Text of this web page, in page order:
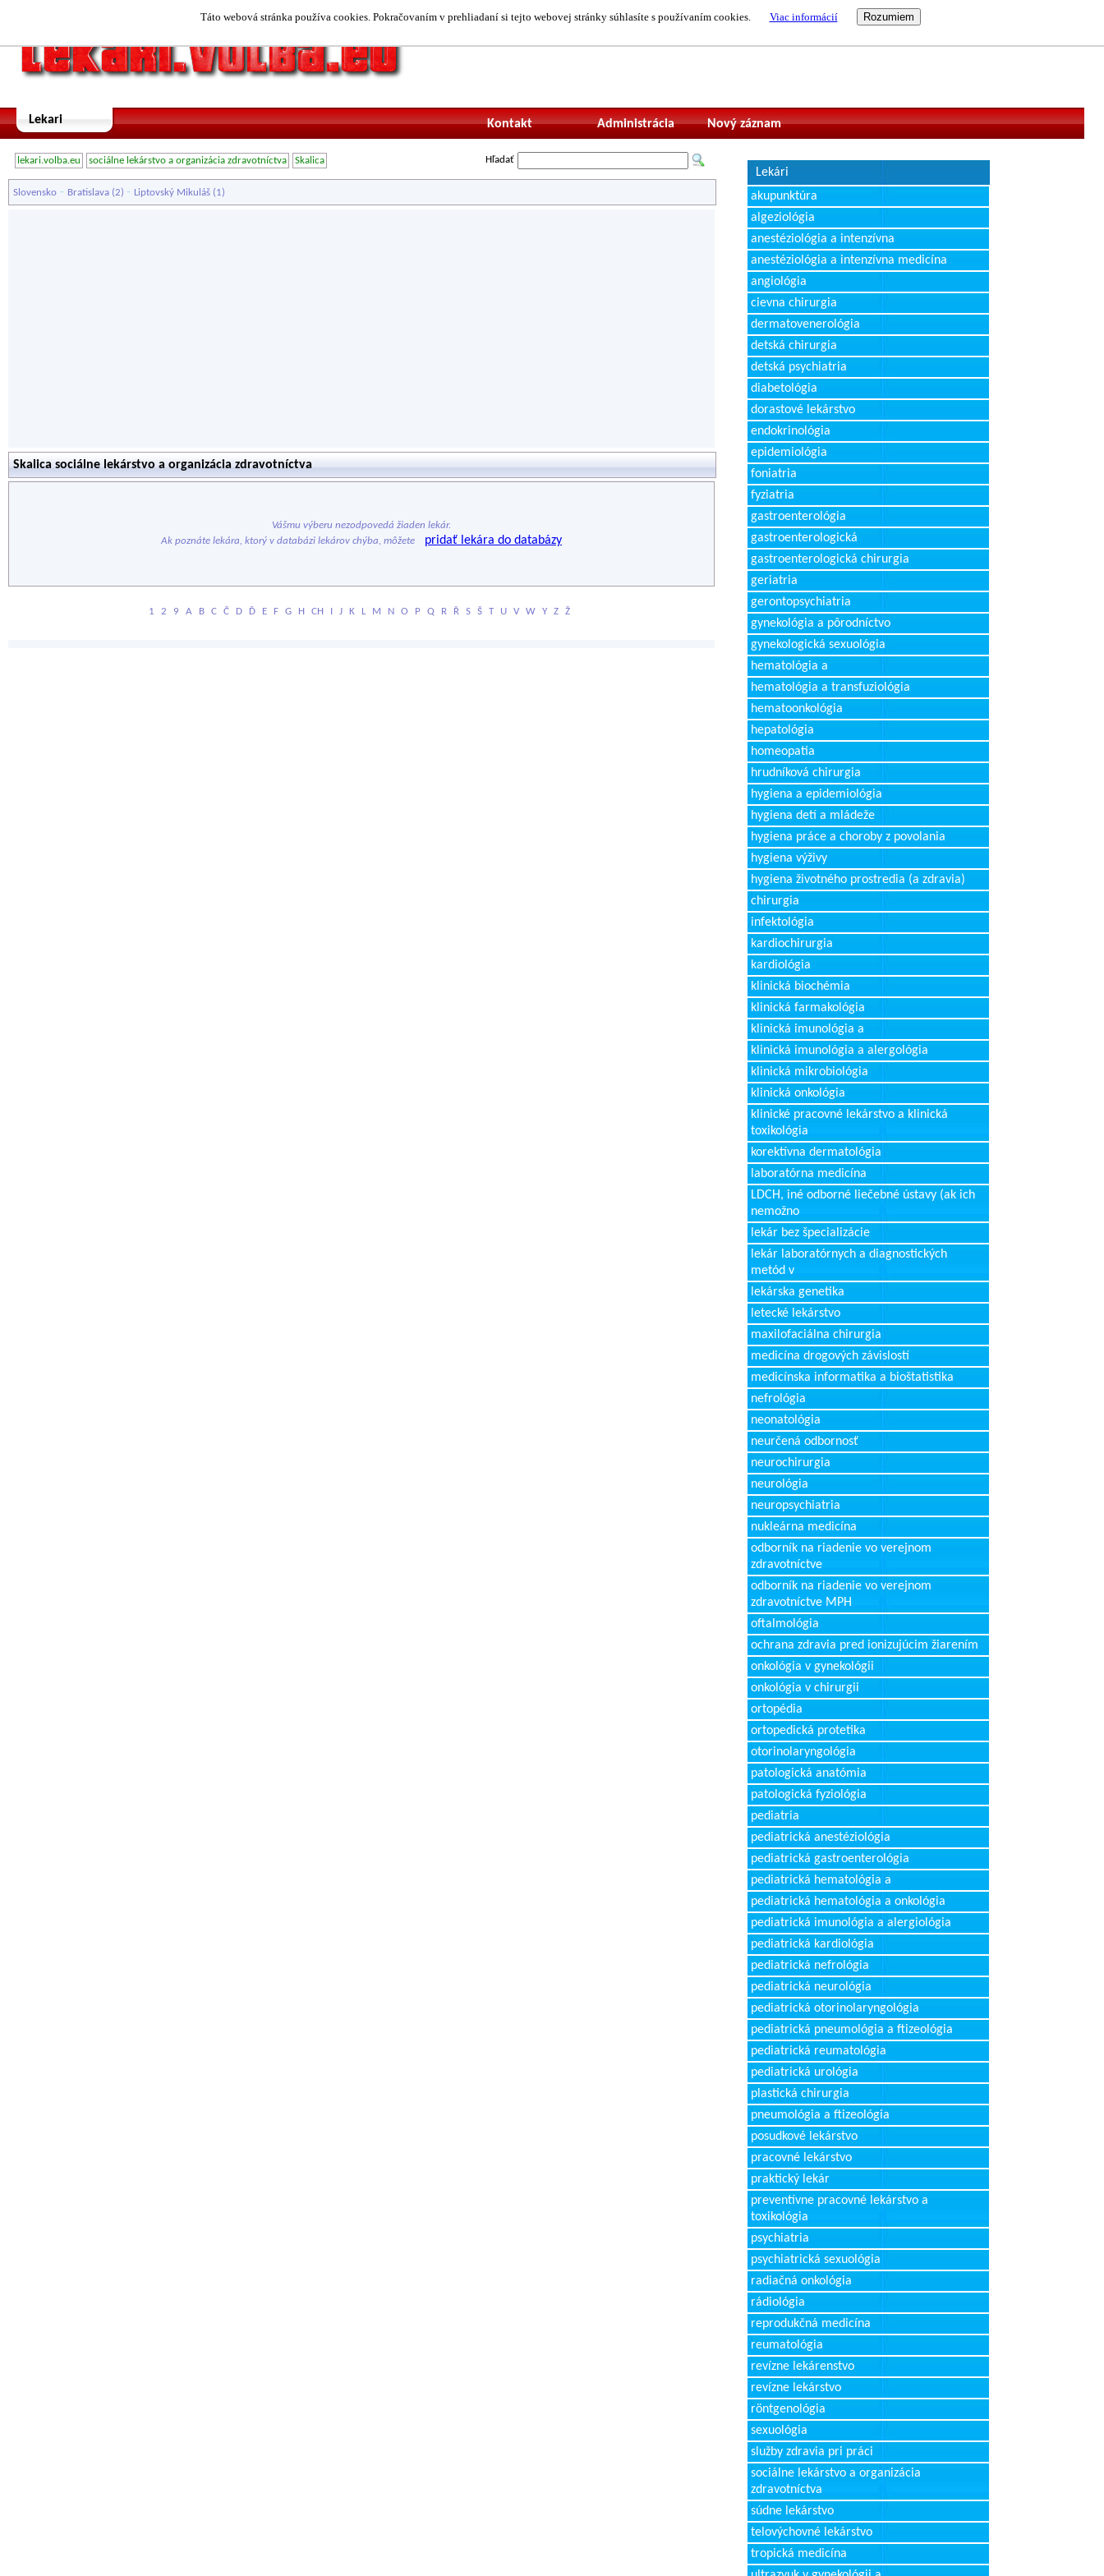
Táto webová stránka používa cookies. Pokračovaním v prehliadaní si tejto webovej stránky súhlasíte s používaním cookies. Viac informácií
Lekari Nový záznam
Administrácia
Kontakt
lekari.volba.eu sociálne lekárstvo a organizácia zdravotníctva Skalica Hľadať
Slovensko - Bratislava (2) - Liptovský Mikuláš (1)
Skalica sociálne lekárstvo a organizácia zdravotníctva
Vášmu výberu nezodpovedá žiaden lekár.
Ak poznáte lekára, ktorý v databázi lekárov chýba, môžete
pridať lekára do databázy
1 2 9 A B C Č D Ď E F G H CH I J K L M N O P Q R Ř S Š T U V W Y Z Ž
Lekári
akupunktúra
algeziológia
anestéziológia a intenzívna
anestéziológia a intenzívna medicína
angiológia
cievna chirurgia
dermatovenerológia
detská chirurgia
detská psychiatria
diabetológia
dorastové lekárstvo
endokrinológia
epidemiológia
foniatria
fyziatria
gastroenterológia
gastroenterologická
gastroenterologická chirurgia
geriatria
gerontopsychiatria
gynekológia a pôrodníctvo
gynekologická sexuológia
hematológia a
hematológia a transfuziológia
hematoonkológia
hepatológia
homeopatia
hrudníková chirurgia
hygiena a epidemiológia
hygiena detí a mládeže
hygiena práce a choroby z povolania
hygiena výživy
hygiena životného prostredia (a zdravia)
chirurgia
infektológia
kardiochirurgia
kardiológia
klinická biochémia
klinická farmakológia
klinická imunológia a
klinická imunológia a alergológia
klinická mikrobiológia
klinická onkológia
klinické pracovné lekárstvo a klinická
toxikológia
korektívna dermatológia
laboratórna medicína
LDCH, iné odborné liečebné ústavy (ak ich
nemožno
lekár bez špecializácie
lekár laboratórnych a diagnostických
metód v
lekárska genetika
letecké lekárstvo
maxilofaciálna chirurgia
medicína drogových závislostí
medicínska informatika a bioštatistika
nefrológia
neonatológia
neurčená odbornosť
neurochirurgia
neurológia
neuropsychiatria
nukleárna medicína
odborník na riadenie vo verejnom
zdravotníctve
odborník na riadenie vo verejnom
zdravotníctve MPH
oftalmológia
ochrana zdravia pred ionizujúcim žiarením
onkológia v gynekológii
onkológia v chirurgii
ortopédia
ortopedická protetika
otorinolaryngológia
patologická anatómia
patologická fyziológia
pediatria
pediatrická anestéziológia
pediatrická gastroenterológia
pediatrická hematológia a
pediatrická hematológia a onkológia
pediatrická imunológia a alergiológia
pediatrická kardiológia
pediatrická nefrológia
pediatrická neurológia
pediatrická otorinolaryngológia
pediatrická pneumológia a ftizeológia
pediatrická reumatológia
pediatrická urológia
plastická chirurgia
pneumológia a ftizeológia
posudkové lekárstvo
pracovné lekárstvo
praktický lekár
preventívne pracovné lekárstvo a
toxikológia
psychiatria
psychiatrická sexuológia
radiačná onkológia
rádiológia
reprodukčná medicína
reumatológia
revízne lekárenstvo
revízne lekárstvo
röntgenológia
sexuológia
služby zdravia pri práci
sociálne lekárstvo a organizácia
zdravotníctva
súdne lekárstvo
telovýchovné lekárstvo
tropická medicína